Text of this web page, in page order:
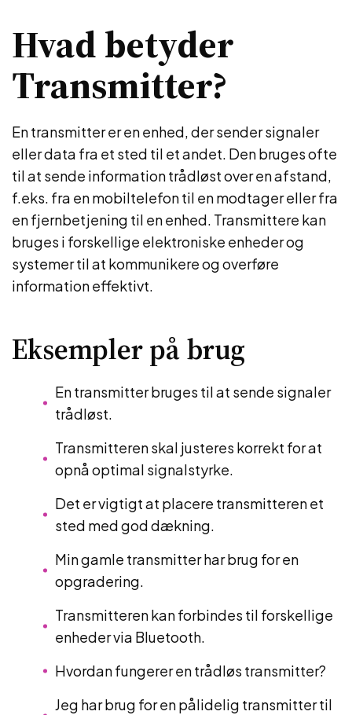
Hvad betyder
Transmitter?
En transmitter er en enhed, der sender signaler
eller data fra et sted til et andet. Den bruges ofte
til at sende information trådløst over en afstand,
f.eks. fra en mobiltelefon til en modtager eller fra
en fjernbetjening til en enhed. Transmittere kan
bruges i forskellige elektroniske enheder og
systemer til at kommunikere og overføre
information effektivt.
Eksempler på brug
En transmitter bruges til at sende signaler
trådløst.
Transmitteren skal justeres korrekt for at
opnå optimal signalstyrke.
Det er vigtigt at placere transmitteren et
sted med god dækning.
Min gamle transmitter har brug for en
opgradering.
Transmitteren kan forbindes til forskellige
enheder via Bluetooth.
Hvordan fungerer en trådløs transmitter?
Jeg har brug for en pålidelig transmitter til